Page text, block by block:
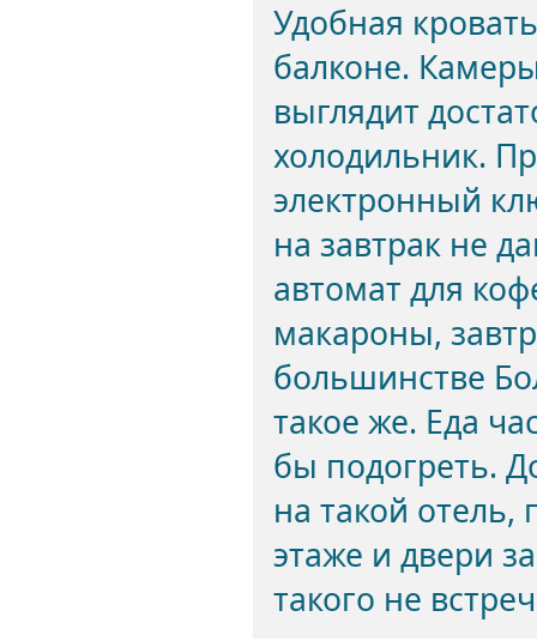
Удобная
балконе.
выглядит
холодильник.
электронный
на завтрак не
автомат для
макароны,
большинстве
такое же. Еда
бы подогреть.
на такой
этаже и двери
такого не